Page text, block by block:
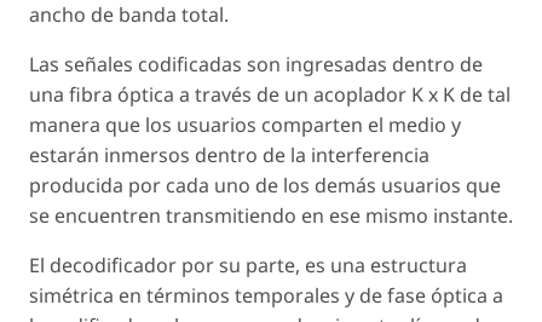
ancho de banda total.
Las señales codificadas son ingresadas dentro de
una fibra óptica a través de un acoplador K x K de tal
manera que los usuarios comparten el medio y
estarán inmersos dentro de la interferencia
producida por cada uno de los demás usuarios que
se encuentren transmitiendo en ese mismo instante.
El decodificador por su parte, es una estructura
simétrica en términos temporales y de fase óptica a